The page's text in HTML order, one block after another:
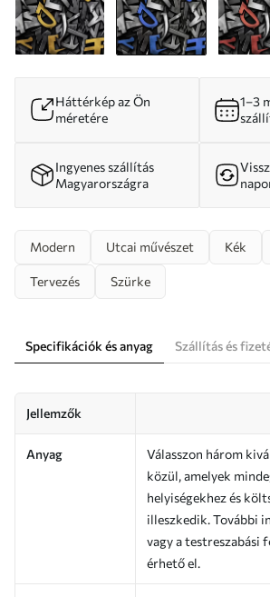
Háttérkép az Ön
méretére
1–3
Ingyenes szállítás
Magyarországra
Modern Utcai művészet Kék
Tervezés Szürke
Specifikációk és anyag Szállítás és
Jellemzők
Anyag
Válasszon három
közül, amelyek
helyiségekhez és
illeszkedik. További
vagy a testreszabási
érhető el.